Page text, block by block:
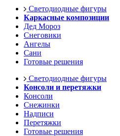
Светодиодные фигуры
Каркасные композиции
Дед Мороз
Снеговики
Ангелы
Сани
Готовые решения
Светодиодные фигуры
Консоли и перетяжки
Консоли
Снежинки
Надписи
Перетяжки
Готовые решения